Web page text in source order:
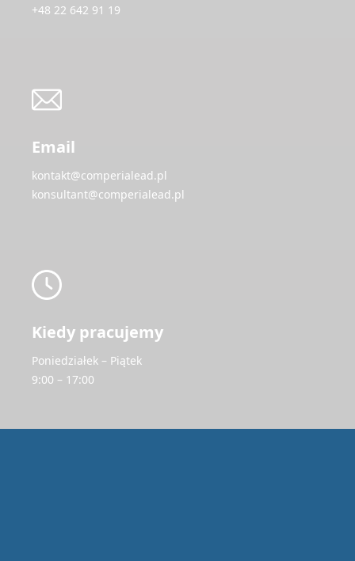
+48 22 642 91 19
Email
kontakt@comperialead.pl
konsultant@comperialead.pl
Kiedy pracujemy
Poniedziałek – Piątek
9:00 – 17:00